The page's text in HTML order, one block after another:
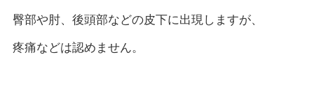
臀部や肘、後頭部などの皮下に出現しますが、
疼痛などは認めません。